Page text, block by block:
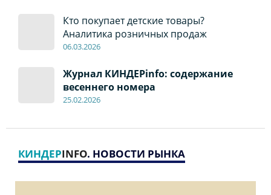
Кто покупает детские товары?
Аналитика розничных продаж
06.03.2026
Журнал КИНДЕРinfo: содержание
весеннего номера
25.02.2026
КИНДЕРINFO. НОВОСТИ РЫНКА